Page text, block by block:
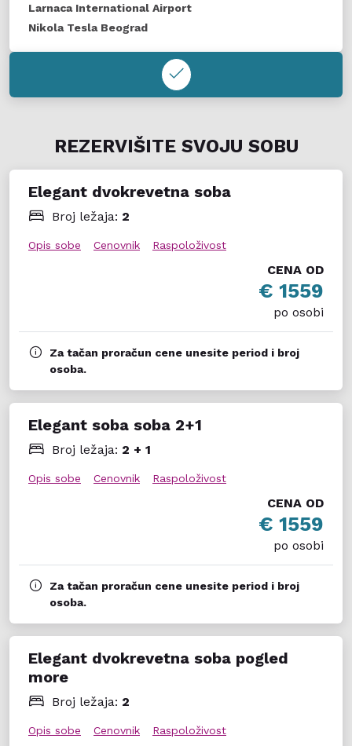
Larnaca International Airport
Nikola Tesla Beograd
REZERVIŠITE SVOJU SOBU
Elegant dvokrevetna soba
Broj ležaja: 2
Opis sobe Cenovnik Raspoloživost
CENA OD
€ 1559
po osobi
Za tačan proračun cene unesite period i broj
osoba.
Elegant soba soba 2+1
Broj ležaja: 2 + 1
Opis sobe Cenovnik Raspoloživost
CENA OD
€ 1559
po osobi
Za tačan proračun cene unesite period i broj
osoba.
Elegant dvokrevetna soba pogled
more
Broj ležaja: 2
Opis sobe Cenovnik Raspoloživost